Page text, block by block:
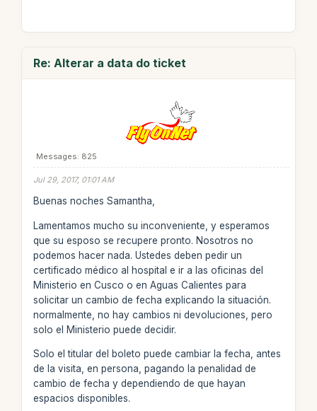
Re: Alterar a data do ticket
Messages: 825
Jul 29, 2017, 01:01 AM
Buenas noches Samantha,
Lamentamos mucho su inconveniente, y esperamos
que su esposo se recupere pronto. Nosotros no
podemos hacer nada. Ustedes deben pedir un
certificado médico al hospital e ir a las oficinas del
Ministerio en Cusco o en Aguas Calientes para
solicitar un cambio de fecha explicando la situación.
normalmente, no hay cambios ni devoluciones, pero
solo el Ministerio puede decidir.
Solo el titular del boleto puede cambiar la fecha, antes
de la visita, en persona, pagando la penalidad de
cambio de fecha y dependiendo de que hayan
espacios disponibles.